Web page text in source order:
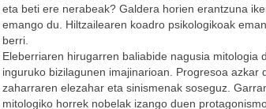
eta beti ere nerabeak? Galdera horien erantzuna
emango du. Hiltzailearen koadro psikologikoak
berri.
Eleberriaren hirugarren baliabide nagusia mitologia
inguruko bizilagunen imajinarioan. Progresoa azkar
zaharraren elezahar eta sinismenak soseguz.
mitologiko horrek nobelak izango duen